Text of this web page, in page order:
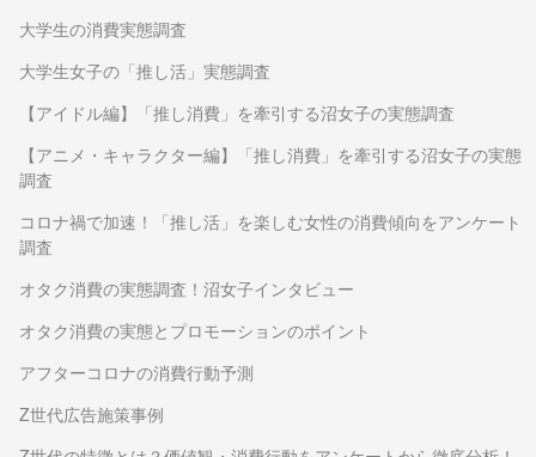
大学生の消費実態調査
大学生女子の「推し活」実態調査
【アイドル編】「推し消費」を牽引する沼女子の実態調査
【アニメ・キャラクター編】「推し消費」を牽引する沼女子の実態
調査
コロナ禍で加速！「推し活」を楽しむ女性の消費傾向をアンケート
調査
オタク消費の実態調査！沼女子インタビュー
オタク消費の実態とプロモーションのポイント
アフターコロナの消費行動予測
Z世代広告施策事例